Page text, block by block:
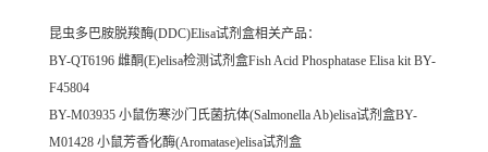
昆虫多巴胺脱羧酶(DDC)Elisa试剂盒相关产品：
BY-QT6196 雌酮(E)elisa检测试剂盒Fish Acid Phosphatase Elisa kit BY-
F45804
BY-M03935 小鼠伤寒沙门氏菌抗体(Salmonella Ab)elisa试剂盒BY-
M01428 小鼠芳香化酶(Aromatase)elisa试剂盒